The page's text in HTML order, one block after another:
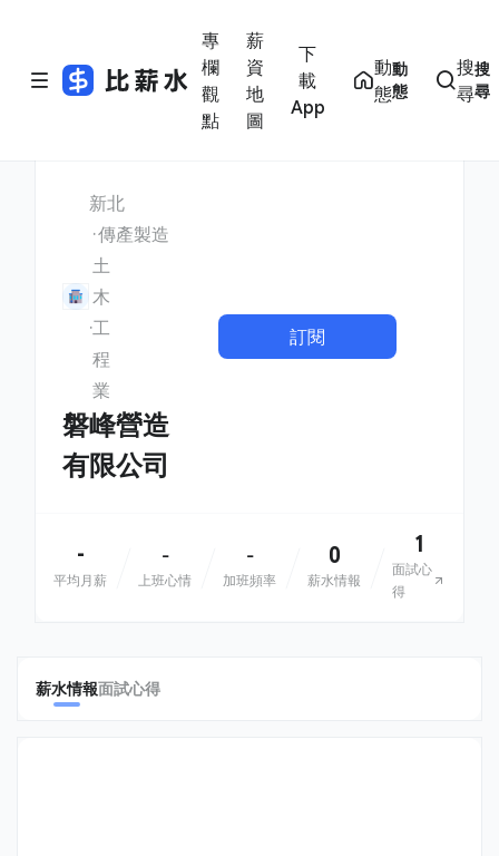
專
欄
觀
點
薪
資
地
圖
下
載
App
動
態
動
態
搜
尋
搜
尋
新北
傳產製造
土
木
工
程
業
磐峰營造
有限公司
訂閱
-
平均月薪
-
上班心情
-
加班頻率
0
薪水情報
1
面試心
得
薪水情報面試心得